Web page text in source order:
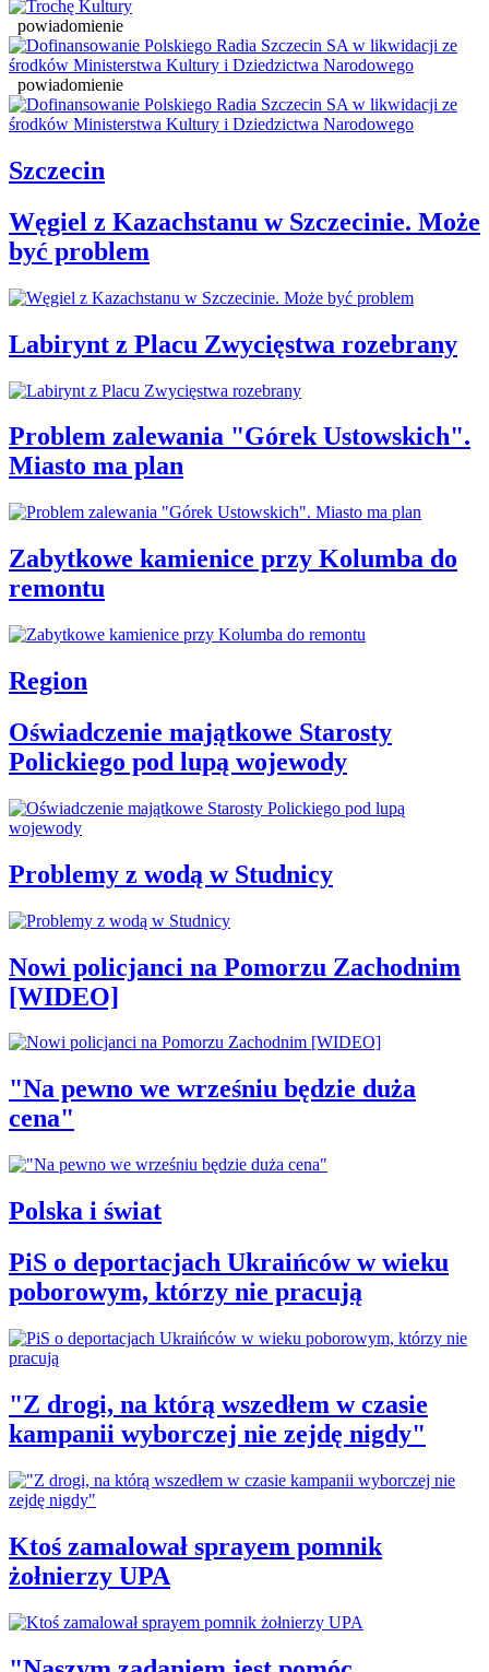
powiadomienie
powiadomienie
Szczecin
Węgiel z Kazachstanu w Szczecinie. Może
być problem
Labirynt z Placu Zwycięstwa rozebrany
Problem zalewania "Górek Ustowskich".
Miasto ma plan
Zabytkowe kamienice przy Kolumba do
remontu
Region
Oświadczenie majątkowe Starosty
Polickiego pod lupą wojewody
Problemy z wodą w Studnicy
Nowi policjanci na Pomorzu Zachodnim
[WIDEO]
"Na pewno we wrześniu będzie duża
cena"
Polska i świat
PiS o deportacjach Ukraińców w wieku
poborowym, którzy nie pracują
"Z drogi, na którą wszedłem w czasie
kampanii wyborczej nie zejdę nigdy"
Ktoś zamalował sprayem pomnik
żołnierzy UPA